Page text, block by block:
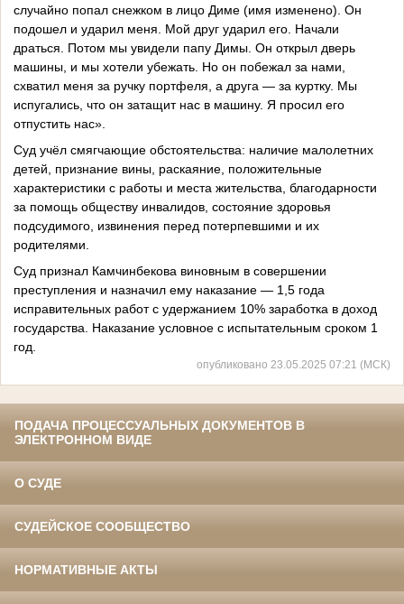
случайно попал снежком в лицо Диме (имя изменено). Он
подошел и ударил меня. Мой друг ударил его. Начали
драться. Потом мы увидели папу Димы. Он открыл дверь
машины, и мы хотели убежать. Но он побежал за нами,
схватил меня за ручку портфеля, а друга — за куртку. Мы
испугались, что он затащит нас в машину. Я просил его
отпустить нас».
Суд учёл смягчающие обстоятельства: наличие малолетних
детей, признание вины, раскаяние, положительные
характеристики с работы и места жительства, благодарности
за помощь обществу инвалидов, состояние здоровья
подсудимого, извинения перед потерпевшими и их
родителями.
Суд признал Камчинбекова виновным в совершении
преступления и назначил ему наказание — 1,5 года
исправительных работ с удержанием 10% заработка в доход
государства. Наказание условное с испытательным сроком 1
год.
опубликовано 23.05.2025 07:21 (МСК)
ПОДАЧА ПРОЦЕССУАЛЬНЫХ ДОКУМЕНТОВ В
ЭЛЕКТРОННОМ ВИДЕ
О СУДЕ
СУДЕЙСКОЕ СООБЩЕСТВО
НОРМАТИВНЫЕ АКТЫ